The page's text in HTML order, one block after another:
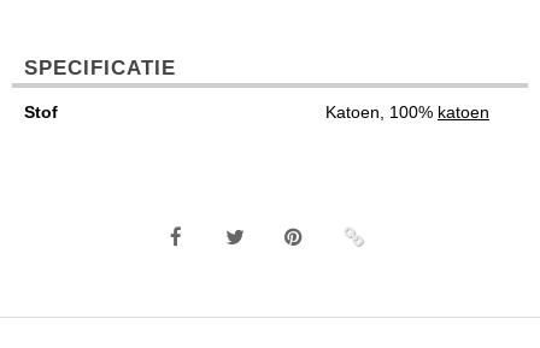
SPECIFICATIE
Stof Katoen, 100% katoen